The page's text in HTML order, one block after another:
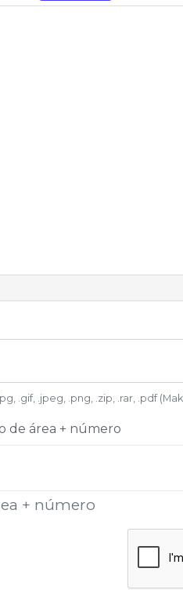
.gif, .jpeg, .png, .zip, .rar, .pdf
de área + número
+ número